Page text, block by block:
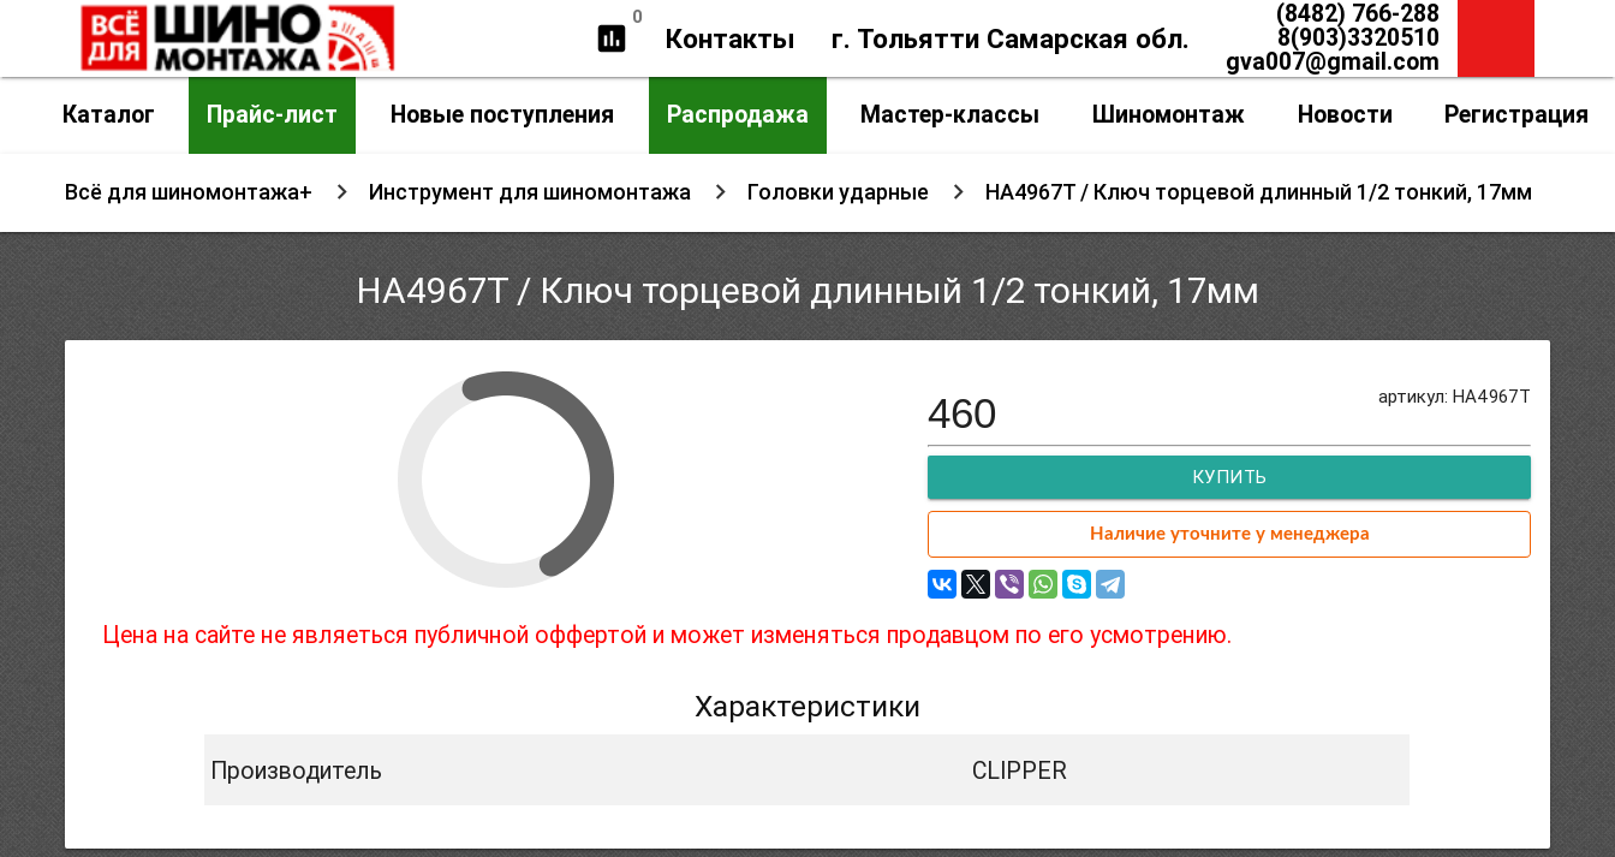
insert_chart
0
Контакты г. Тольятти Самарская обл.
(8482) 766-288
8(903)3320510
gva007@gmail.com
Каталог
Прайс-лист Новые поступления Распродажа Мастер-классы Шиномонтаж Новости Регистрация
Всё для шиномонтажа+ Инструмент для шиномонтажа Головки ударные HA4967T / Ключ торцевой длинный 1/2 тонкий, 17мм
HA4967T / Ключ торцевой длинный 1/2 тонкий, 17мм
артикул: HA4967T
460
КУПИТЬ
Наличие уточните у менеджера
Цена на сайте не являеться публичной оффертой и может изменяться продавцом по его усмотрению.
Характеристики
Производитель CLIPPER